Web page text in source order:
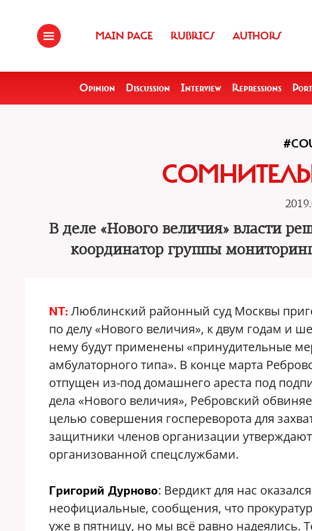
MAIN PAGE RUBRICS AUTHORS
Opinion Discussion Interview Repressions
В деле «Нового величия» власти
координатор группы
NT:Люблинский районный суд Москвы
по делу «Нового величия», к двум годам и
нему будут применены «принудительные
амбулаторного типа». В конце марта
отпущен из-под домашнего ареста под
дела «Нового величия», Ребровский
целью совершения госпереворота для
защитники членов организации
организованной спецслужбами.
Григорий Дурново: Вердикт для нас
неофициальные, сообщения, что
уже в пятницу, но мы всё равно надеялись.